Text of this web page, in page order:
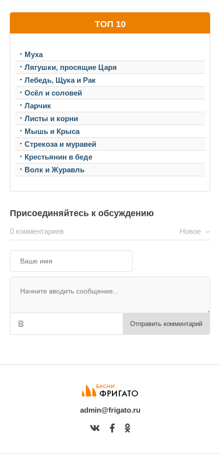
ТОП 10
Муха
Лягушки, просящие Царя
Лебедь, Щука и Рак
Осёл и соловей
Ларчик
Листы и корни
Мышь и Крыса
Стрекоза и муравей
Крестьянин в беде
Волк и Журавль
Присоединяйтесь к обсуждению
0 комментариев Новое
Отправить комментарий
admin@frigato.ru